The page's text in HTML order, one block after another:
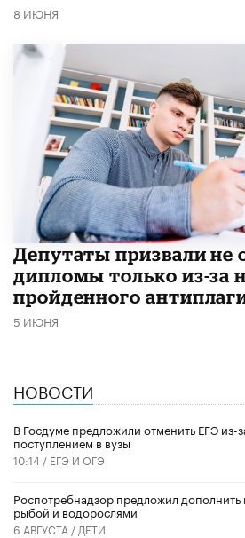
8 ИЮНЯ
Депутаты призвали не
дипломы только из-за
пройденного
5 ИЮНЯ
НОВОСТИ
В Госдуме предложили отменить ЕГЭ из-
поступлением в вузы
10:14 / ЕГЭ И ОГЭ
Роспотребнадзор предложил
рыбой и водорослями
6 АВГУСТА / ДЕТИ